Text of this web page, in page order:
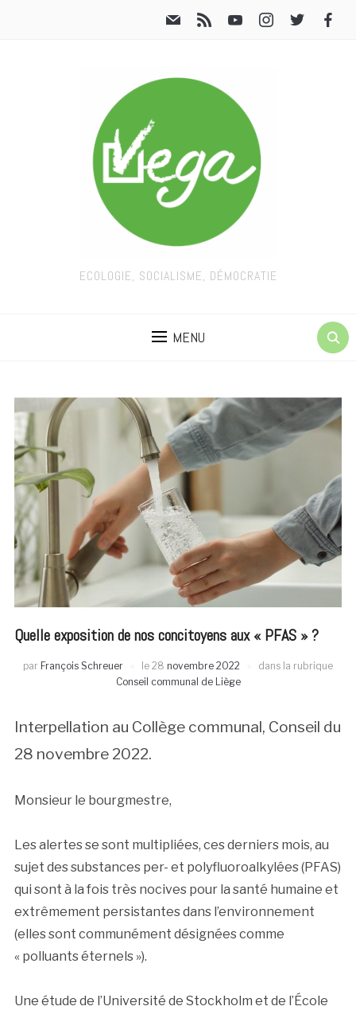
ECOLOGIE, SOCIALISME, DÉMOCRATIE
MENU
Quelle exposition de nos concitoyens aux « PFAS » ?
par François Schreuer le 28 novembre 2022
dans la rubrique
Conseil communal de Liège
Interpellation au Collège communal, Conseil du
28 novembre 2022.
Monsieur le bourgmestre,
Les alertes se sont multipliées, ces derniers mois, au
sujet des substances per- et polyfluoroalkylées (PFAS)
qui sont à la fois très nocives pour la santé humaine et
extrêmement persistantes dans l’environnement
(elles sont communément désignées comme
« polluants éternels »).
Une étude de l’Université de Stockholm et de l’École